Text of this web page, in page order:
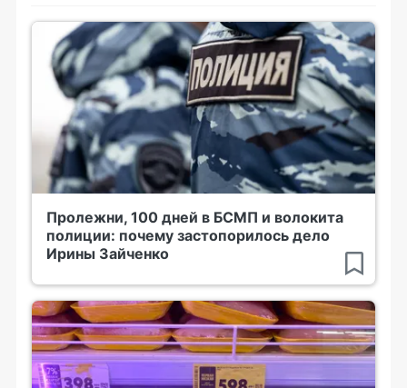
Пролежни, 100 дней в БСМП и волокита
полиции: почему застопорилось дело
Ирины Зайченко